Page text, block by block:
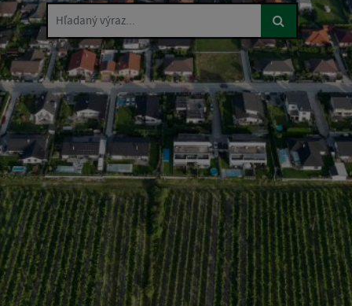
Hľadaný výraz...